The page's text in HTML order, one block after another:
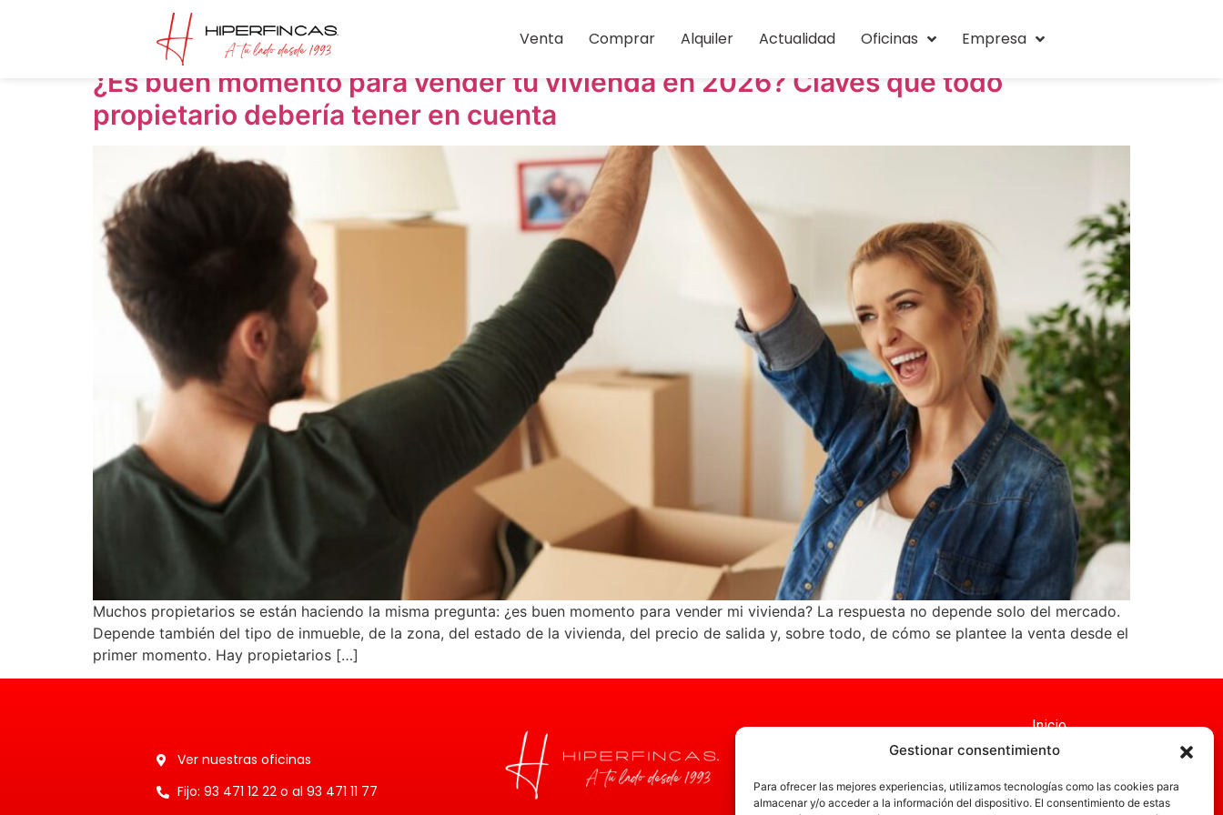
Gestionar consentimiento
Para ofrecer las mejores experiencias, utilizamos tecnologías como las cookies para
almacenar y/o acceder a la información del dispositivo. El consentimiento de estas
Venta Comprar Alquiler Actualidad Oficinas Empresa
Día:13 de abril de 2026
¿Es buen momento para vender tu vivienda en 2026? Claves que todo
propietario debería tener en cuenta
Muchos propietarios se están haciendo la misma pregunta: ¿es buen momento para vender mi vivienda? La respuesta no depende solo del mercado.
Depende también del tipo de inmueble, de la zona, del estado de la vivienda, del precio de salida y, sobre todo, de cómo se plantee la venta desde el
primer momento. Hay propietarios […]
Ver nuestras oficinas
Fijo: 93 471 12 22 o al 93 471 11 77
Inicio
Servicios
Administración